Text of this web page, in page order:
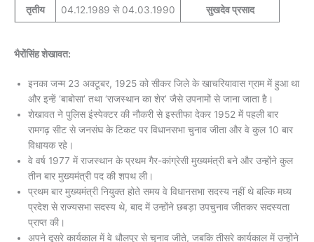
तृतीय 04.12.1989 से 04.03.1990 सुखदेव प्रसाद
भैरोंसिंह शेखावत:
इनका जन्म 23 अक्टूबर, 1925 को सीकर जिले के खाचरियावास ग्राम में हुआ था
और इन्हें ‘बाबोसा’ तथा ‘राजस्थान का शेर’ जैसे उपनामों से जाना जाता है।
शेखावत ने पुलिस इंस्पेक्टर की नौकरी से इस्तीफा देकर 1952 में पहली बार
रामगढ़ सीट से जनसंघ के टिकट पर विधानसभा चुनाव जीता और वे कुल 10 बार
विधायक रहे।
वे वर्ष 1977 में राजस्थान के प्रथम गैर-कांग्रेसी मुख्यमंत्री बने और उन्होंने कुल
तीन बार मुख्यमंत्री पद की शपथ ली।
प्रथम बार मुख्यमंत्री नियुक्त होते समय वे विधानसभा सदस्य नहीं थे बल्कि मध्य
प्रदेश से राज्यसभा सदस्य थे, बाद में उन्होंने छबड़ा उपचुनाव जीतकर सदस्यता
प्राप्त की।
अपने दूसरे कार्यकाल में वे धौलपुर से चुनाव जीते, जबकि तीसरे कार्यकाल में उन्होंने